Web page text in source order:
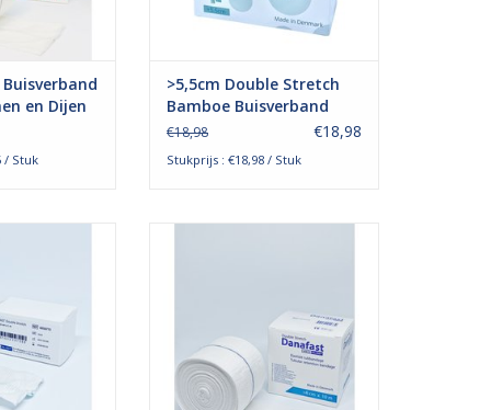
en Dijen
/ Stuk
TOEVOEGEN AAN WINKELWAGEN
>5,5cm Double Stretch
Bamboe Buisverband
€18,98 €18,98
Stukprijs : €18,98 / Stuk
gips of
Ook kan
voor
zalftherapie.
bijvoorbeeld gips of
compressiezwachtels. Ook kan
het worden gebruikt voor
verbandfixatie en zalftherapie.